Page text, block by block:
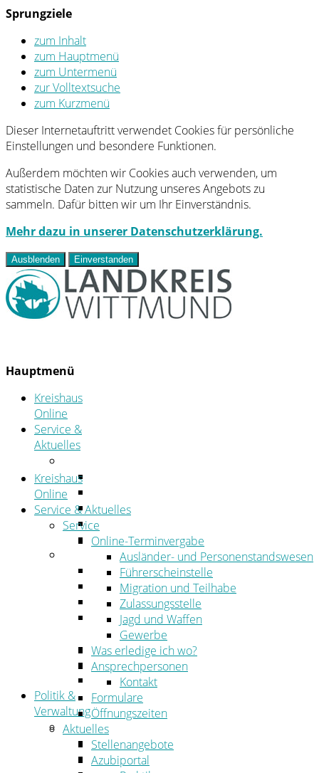
Sprungziele
zum Inhalt
zum Hauptmenü
zum Untermenü
zur Volltextsuche
zum Kurzmenü
Dieser Internetauftritt verwendet Cookies für persönliche
Einstellungen und besondere Funktionen.
Außerdem möchten wir Cookies auch verwenden, um
statistische Daten zur Nutzung unseres Angebots zu
sammeln. Dafür bitten wir um Ihr Einverständnis.
Mehr dazu in unserer Datenschutzerklärung.
Ausblenden Einverstanden
Hauptmenü
Kreishaus
Online
Service &
Aktuelles
Ansprechpersonen
Formulare
Öffnungszeiten
Aktuelles
Stellenangebote
Azubiportal
Pressemitteilungen
Bekanntmachungen & öffentliche
Zustellungen
Kehrbezirksausschreibungen
Amtsblatt
Öffentliche Ausschreibungen
Politik &
Verwaltung
Politik
Kreistag
Kreistagsinformationssystem
Kreishaus
Online
Service & Aktuelles
Service
Online-Terminvergabe
Ausländer- und Personenstandswesen
Führerscheinstelle
Migration und Teilhabe
Zulassungsstelle
Jagd und Waffen
Gewerbe
Was erledige ich wo?
Ansprechpersonen
Kontakt
Formulare
Öffnungszeiten
Aktuelles
Stellenangebote
Azubiportal